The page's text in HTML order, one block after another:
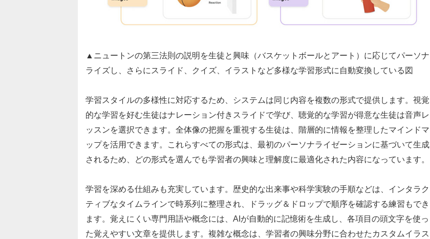
▲ニュートンの第三法則の説明を生徒と興味（バスケットボールとアート）に応じてパーソナ
ライズし、さらにスライド、クイズ、イラストなど多様な学習形式に自動変換している図
学習スタイルの多様性に対応するため、システムは同じ内容を複数の形式で提供します。視覚
的な学習を好む生徒はナレーション付きスライドで学び、聴覚的な学習が得意な生徒は音声レ
ッスンを選択できます。全体像の把握を重視する生徒は、階層的に情報を整理したマインドマ
ップを活用できます。これらすべての形式は、最初のパーソナライゼーションに基づいて生成
されるため、どの形式を選んでも学習者の興味と理解度に最適化された内容になっています。
学習を深める仕組みも充実しています。歴史的な出来事や科学実験の手順などは、インタラク
ティブなタイムラインで時系列に整理され、ドラッグ＆ドロップで順序を確認する練習もでき
ます。覚えにくい専門用語や概念には、AIが自動的に記憶術を生成し、各項目の頭文字を使っ
た覚えやすい文章を提供します。複雑な概念は、学習者の興味分野に合わせたカスタムイラス